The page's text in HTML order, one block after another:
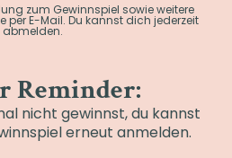
zum Gewinnspiel sowie weitere
per E-Mail. Du kannst dich jederzeit
abmelden.
Reminder:
nicht gewinnst, du kannst
erneut anmelden.